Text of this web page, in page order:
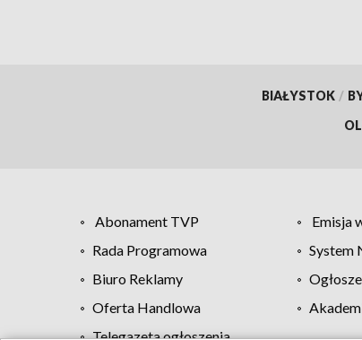
BIAŁYSTOK /
Abonament TVP Emisja
Rada Programowa
System
Biuro Reklamy
Oferta Handlowa
Telegazeta ogłoszenia